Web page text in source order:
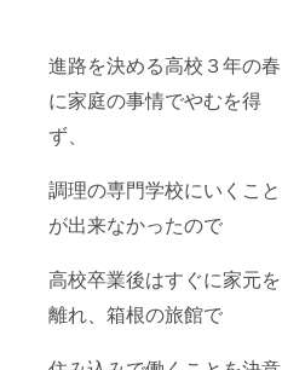
進路を決める高校３年の春
に家庭の事情でやむを得
ず、
調理の専門学校にいくこと
が出来なかったので
高校卒業後はすぐに家元を
離れ、箱根の旅館で